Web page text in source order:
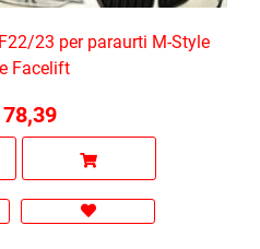
23 per paraurti M-Style
Facelift